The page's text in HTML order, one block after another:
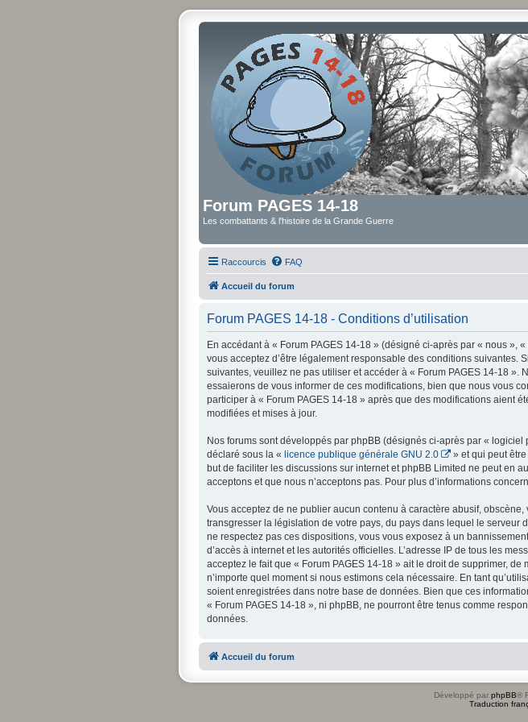
Forum PAGES 14-18
Les combattants & l'histoire de la Grande Guerre
Raccourcis FAQ
Accueil du forum
Forum PAGES 14-18 - Conditions d’utilisation
En accédant à « Forum PAGES 14-18 » (désigné ci-après par « nous »,
vous acceptez d’être légalement responsable des conditions suivantes.
suivantes, veuillez ne pas utiliser et accéder à « Forum PAGES 14-18
essaierons de vous informer de ces modifications, bien que nous vous
participer à « Forum PAGES 14-18 » après que des modifications aient
modifiées et mises à jour.
Nos forums sont développés par phpBB (désignés ci-après par «
déclaré sous la « licence publique générale GNU 2.0 » et qui peut
but de faciliter les discussions sur internet et phpBB Limited ne peut en
acceptons et que nous n’acceptons pas. Pour plus d’informations
Vous acceptez de ne publier aucun contenu à caractère abusif,
transgresser la législation de votre pays, du pays dans lequel le serveur
ne respectez pas ces dispositions, vous vous exposez à un
d’accès à internet et les autorités officielles. L’adresse IP de tous les
acceptez le fait que « Forum PAGES 14-18 » ait le droit de supprimer,
n’importe quel moment si nous estimons cela nécessaire. En tant
soient enregistrées dans notre base de données. Bien que ces
« Forum PAGES 14-18 », ni phpBB, ne pourront être tenus comme
données.
Accueil du forum
Développé par phpBB®
Traduction